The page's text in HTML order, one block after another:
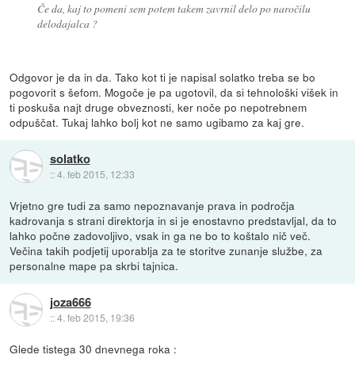
Če da, kaj to pomeni sem potem takem zavrnil delo po naročilu
delodajalca ?
Odgovor je da in da. Tako kot ti je napisal solatko treba se bo
pogovorit s šefom. Mogoče je pa ugotovil, da si tehnološki višek in
ti poskuša najt druge obveznosti, ker noče po nepotrebnem
odpuščat. Tukaj lahko bolj kot ne samo ugibamo za kaj gre.
solatko
::4. feb 2015, 12:33
Vrjetno gre tudi za samo nepoznavanje prava in področja
kadrovanja s strani direktorja in si je enostavno predstavljal, da to
lahko počne zadovoljivo, vsak in ga ne bo to koštalo nič več.
Večina takih podjetij uporablja za te storitve zunanje službe, za
personalne mape pa skrbi tajnica.
joza666
::4. feb 2015, 19:36
Glede tistega 30 dnevnega roka :